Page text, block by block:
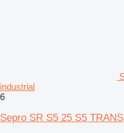
industrial
6
Sepro SR S5 25 S5 TRANS